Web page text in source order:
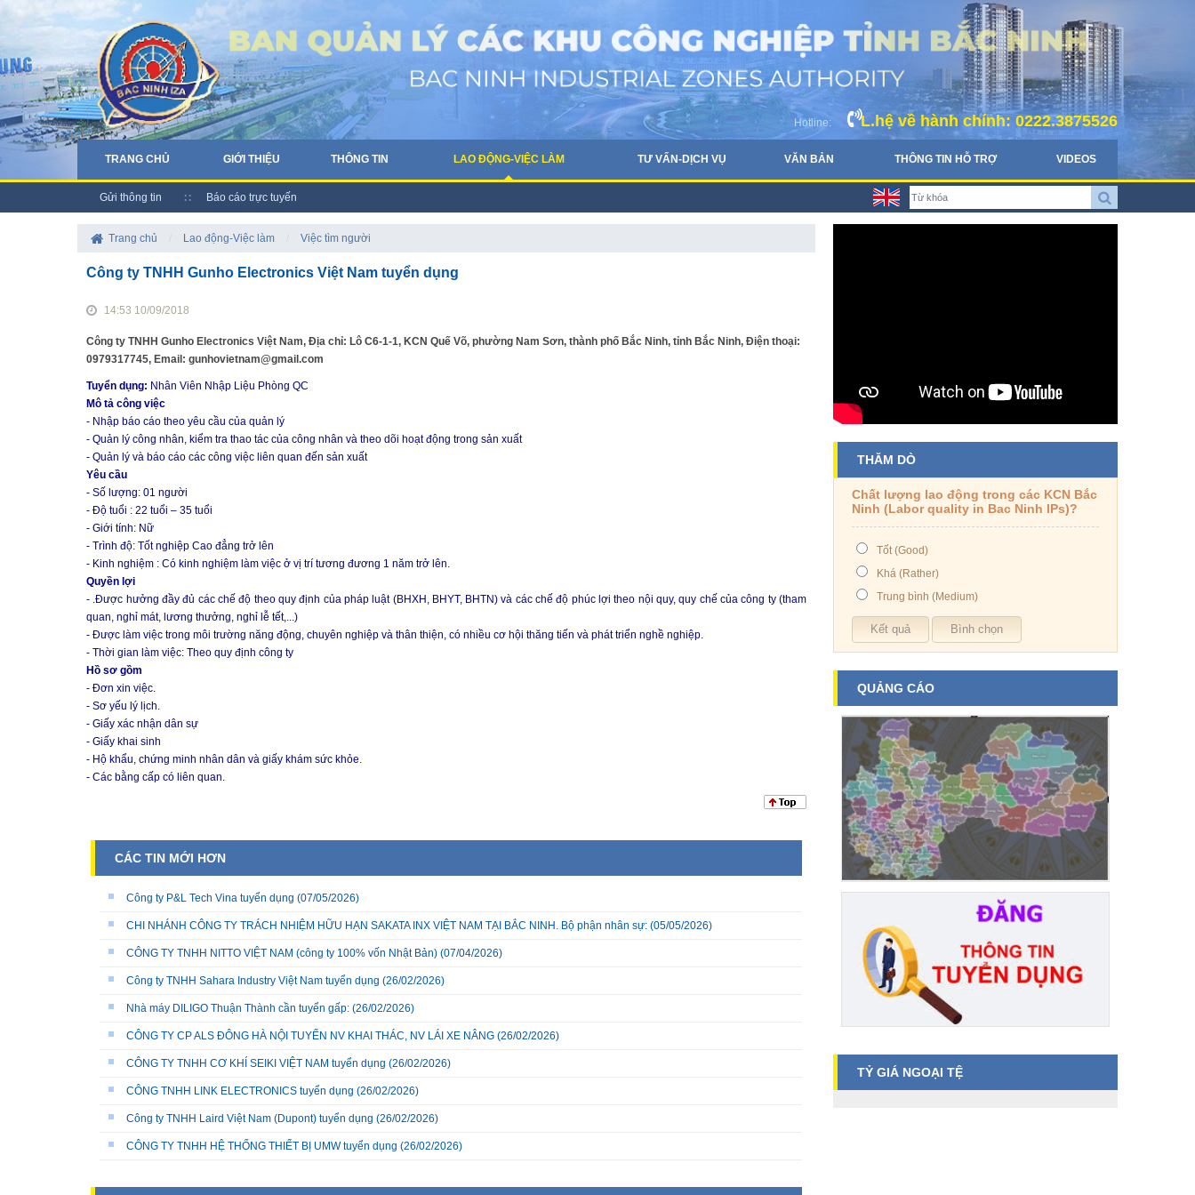
Hotline: L.hệ về hành chính: 0222.3875526
TRANG CHỦ GIỚI THIỆU THÔNG TIN LAO ĐỘNG-VIỆC LÀM TƯ VẤN-DỊCH VỤ VĂN BẢN THÔNG TIN HỖ TRỢ VIDEOS
Gửi thông tin Báo cáo trực tuyến
Trang chủ Lao động-Việc làm Việc tìm người
Công ty TNHH Gunho Electronics Việt Nam tuyển dụng
14:53 10/09/2018
Công ty TNHH Gunho Electronics Việt Nam, Địa chỉ: Lô C6-1-1, KCN Quế Võ, phường Nam Sơn, thành phố Bắc Ninh, tỉnh Bắc Ninh, Điện thoại:
0979317745, Email: gunhovietnam@gmail.com
Tuyển dụng: Nhân Viên Nhập Liệu Phòng QC
Mô tả công việc
- Nhập báo cáo theo yêu cầu của quản lý
- Quản lý công nhân, kiểm tra thao tác của công nhân và theo dõi hoạt động trong sản xuất
- Quản lý và báo cáo các công việc liên quan đến sản xuất
Yêu cầu
- Số lượng: 01 người
- Độ tuổi : 22 tuổi – 35 tuổi
- Giới tính: Nữ
- Trình độ: Tốt nghiệp Cao đẳng trở lên
- Kinh nghiệm : Có kinh nghiệm làm việc ở vị trí tương đương 1 năm trở lên.
Quyền lợi
- .Được hưởng đầy đủ các chế độ theo quy định của pháp luật (BHXH, BHYT, BHTN) và các chế độ phúc lợi theo nội quy, quy chế của công ty (tham
quan, nghỉ mát, lương thưởng, nghỉ lễ tết,...)
- Được làm việc trong môi trường năng động, chuyên nghiệp và thân thiện, có nhiều cơ hội thăng tiến và phát triển nghề nghiệp.
- Thời gian làm việc: Theo quy định công ty
Hồ sơ gồm
- Đơn xin việc.
- Sơ yếu lý lịch.
- Giấy xác nhận dân sự
- Giấy khai sinh
- Hộ khẩu, chứng minh nhân dân và giấy khám sức khỏe.
- Các bằng cấp có liên quan.
CÁC TIN MỚI HƠN
Công ty P&L Tech Vina tuyển dụng (07/05/2026)
CHI NHÁNH CÔNG TY TRÁCH NHIỆM HỮU HẠN SAKATA INX VIỆT NAM TẠI BẮC NINH. Bộ phận nhân sự: (05/05/2026)
CÔNG TY TNHH NITTO VIỆT NAM (công ty 100% vốn Nhật Bản) (07/04/2026)
Công ty TNHH Sahara Industry Việt Nam tuyển dụng (26/02/2026)
Nhà máy DILIGO Thuận Thành cần tuyển gấp: (26/02/2026)
CÔNG TY CP ALS ĐÔNG HÀ NỘI TUYỂN NV KHAI THÁC, NV LÁI XE NÂNG (26/02/2026)
CÔNG TY TNHH CƠ KHÍ SEIKI VIỆT NAM tuyển dụng (26/02/2026)
CÔNG TNHH LINK ELECTRONICS tuyển dụng (26/02/2026)
Công ty TNHH Laird Việt Nam (Dupont) tuyển dụng (26/02/2026)
CÔNG TY TNHH HỆ THỐNG THIẾT BỊ UMW tuyển dụng (26/02/2026)
THĂM DÒ
Chất lượng lao động trong các KCN Bắc
Ninh (Labor quality in Bac Ninh IPs)?
Tốt (Good)
Khá (Rather)
Trung bình (Medium)
QUẢNG CÁO
TỶ GIÁ NGOẠI TỆ